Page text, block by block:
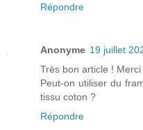
Répondre
Anonyme 19 juillet
Très bon article !
Peut-on utiliser du
tissu coton ?
Répondre